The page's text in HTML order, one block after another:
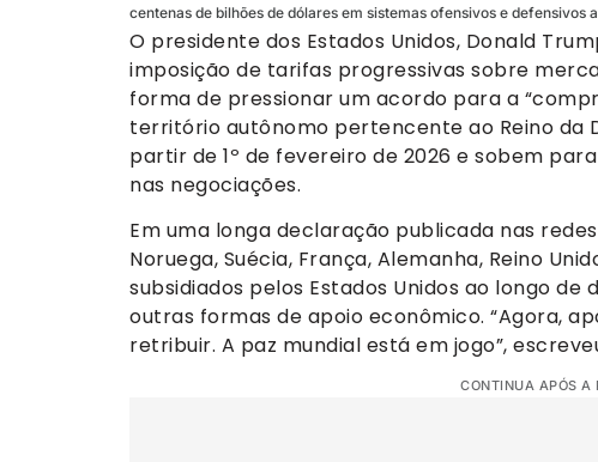
centenas de bilhões de dólares em sistemas ofensivos e defensivos
O presidente dos Estados Unidos, Donald
imposição de tarifas progressivas sobre
forma de pressionar um acordo para a
território autônomo pertencente ao Reino da
partir de 1º de fevereiro de 2026 e sobem
nas negociações.
Em uma longa declaração publicada nas
Noruega, Suécia, França, Alemanha, Reino
subsidiados pelos Estados Unidos ao longo
outras formas de apoio econômico. “Agora,
retribuir. A paz mundial está em jogo”,
CONTINUA APÓS A